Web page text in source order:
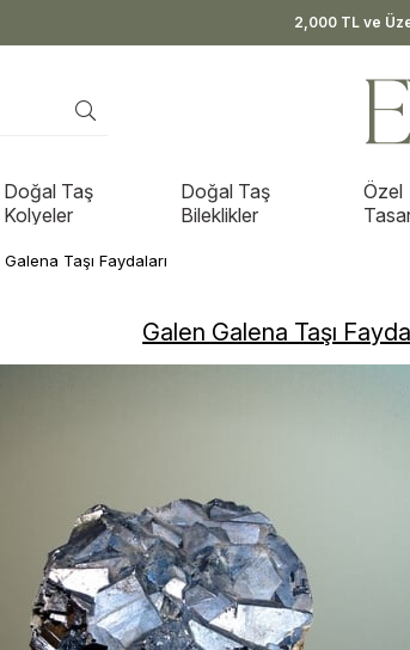
2,000 TL ve
Doğal Taş
Kolyeler
Doğal Taş
Bileklikler
Özel
Taşı Faydaları
Galen Galena Taşı